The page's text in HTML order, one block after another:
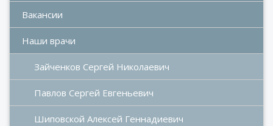
Вакансии
Наши врачи
Зайченков Сергей Николаевич
Павлов Сергей Евгеньевич
Шиповской Алексей Геннадиевич